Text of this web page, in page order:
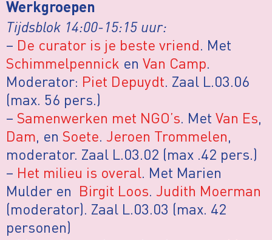
Werkgroepen
Tijdsblok 14:00-15:15 uur:
– De curator is je beste vriend. Met
Schimmelpennick en Van Camp.
Moderator: Piet Depuydt. Zaal L.03.06
(max. 56 pers.)
– Samenwerken met NGO’s. Met Van Es,
Dam, en Soete. Jeroen Trommelen,
moderator. Zaal L.03.02 (max .42 pers.)
– Het milieu is overal. Met Marien
Mulder en Birgit Loos. Judith Moerman
(moderator). Zaal L.03.03 (max. 42
personen)